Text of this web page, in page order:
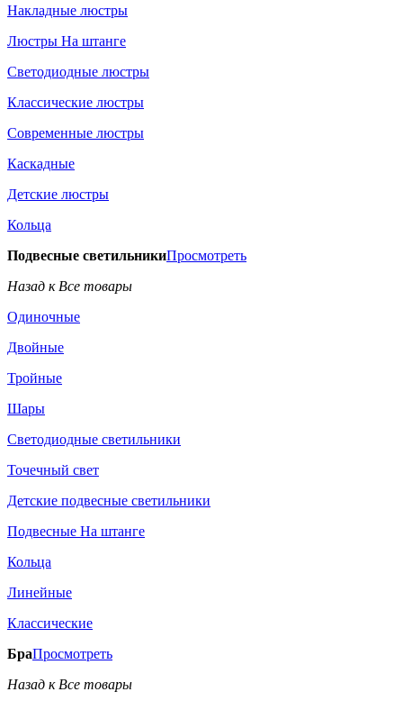
Накладные люстры
Люстры На штанге
Светодиодные люстры
Классические люстры
Современные люстры
Каскадные
Детские люстры
Кольца
Подвесные светильникиПросмотреть
Назад к Все товары
Одиночные
Двойные
Тройные
Шары
Светодиодные светильники
Точечный свет
Детские подвесные светильники
Подвесные На штанге
Кольца
Линейные
Классические
БраПросмотреть
Назад к Все товары